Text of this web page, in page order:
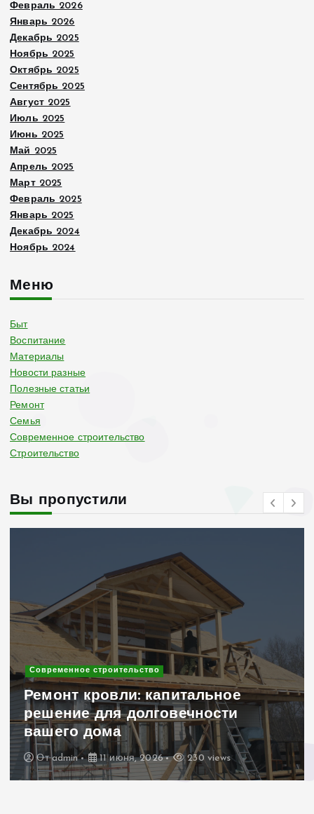
Февраль 2026
Январь 2026
Декабрь 2025
Ноябрь 2025
Октябрь 2025
Сентябрь 2025
Август 2025
Июль 2025
Июнь 2025
Май 2025
Апрель 2025
Март 2025
Февраль 2025
Январь 2025
Декабрь 2024
Ноябрь 2024
Меню
Быт
Воспитание
Материалы
Новости разные
Полезные статьи
Ремонт
Семья
Современное строительство
Строительство
Вы пропустили
Современное строительство
Ремонт кровли: капитальное
решение для долговечности
вашего дома
Отadmin 11 июня, 2026 230 views